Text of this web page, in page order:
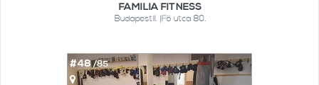
FAMILIA FITNESS
BudapestII. |Fő utca 80.
#48/85